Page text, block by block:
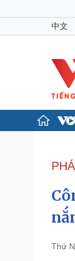
中文
Đảng
Tổ
Pháp
Thứ